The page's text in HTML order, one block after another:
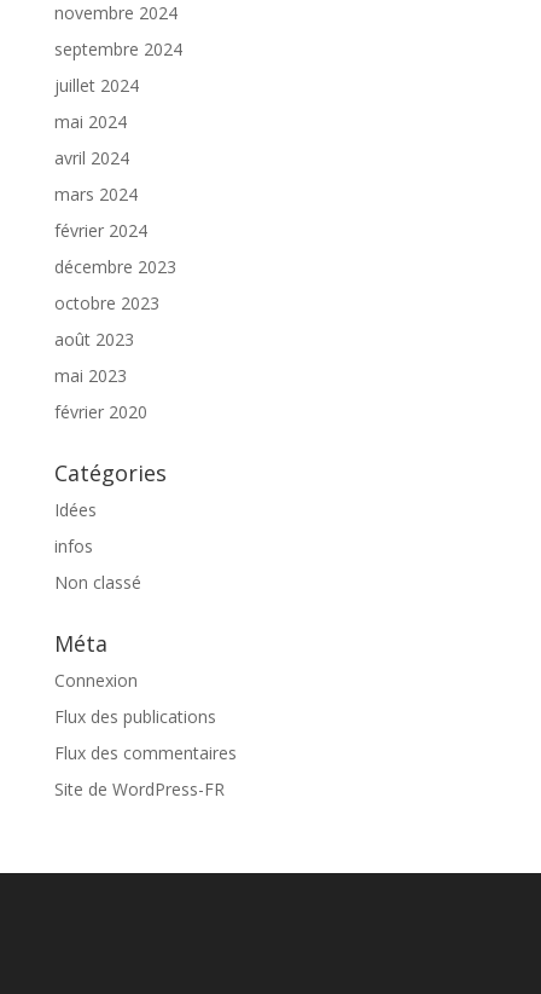
novembre 2024
septembre 2024
juillet 2024
mai 2024
avril 2024
mars 2024
février 2024
décembre 2023
octobre 2023
août 2023
mai 2023
février 2020
Catégories
Idées
infos
Non classé
Méta
Connexion
Flux des publications
Flux des commentaires
Site de WordPress-FR